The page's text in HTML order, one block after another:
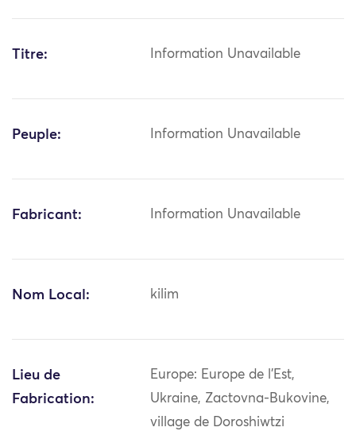
Titre: Information Unavailable
Peuple: Information Unavailable
Fabricant: Information Unavailable
Nom Local: kilim
Lieu de
Fabrication:
Europe: Europe de l'Est,
Ukraine, Zactovna-Bukovine,
village de Doroshiwtzi